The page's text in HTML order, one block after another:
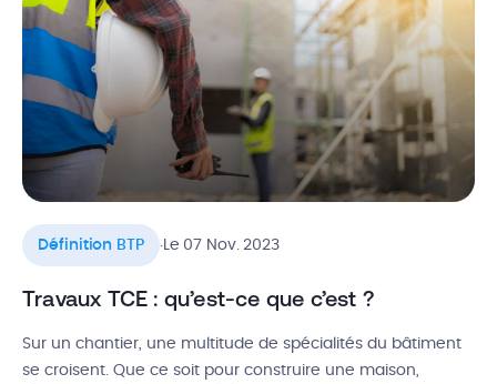
Quelles sont […]
Définition BTP .Le 07 Nov. 2023
Travaux TCE : qu’est-ce que c’est ?
Sur un chantier, une multitude de spécialités du bâtiment
se croisent. Que ce soit pour construire une maison,